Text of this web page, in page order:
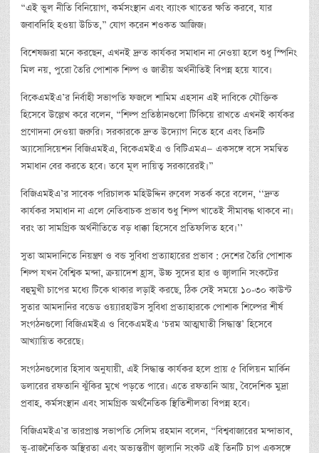
“এই ভুল নীতি বিনিয়োগ, কর্মসংস্থান এবং ব্যাংক খাতের ক্ষতি করবে, যার
জবাবদিহি হওয়া উচিত,” যোগ করেন শওকত আজিজ।
বিশেষজ্ঞরা মনে করছেন, এখনই দ্রুত কার্যকর সমাধান না নেওয়া হলে শুধু স্পিনিং
মিল নয়, পুরো তৈরি পোশাক শিল্প ও জাতীয় অর্থনীতিই বিপন্ন হয়ে যাবে।
বিকেএমইএ’র নির্বাহী সভাপতি ফজলে শামিম এহসান এই দাবিকে যৌক্তিক
হিসেবে উল্লেখ করে বলেন, “শিল্প প্রতিষ্ঠানগুলো টিকিয়ে রাখতে এখনই কার্যকর
প্রণোদনা দেওয়া জরুরি। সরকারকে দ্রুত উদ্যোগ নিতে হবে এবং তিনটি
অ্যাসোসিয়েশন বিজিএমইএ, বিকেএমইএ ও বিটিএমএ— একসঙ্গে বসে সমন্বিত
সমাধান বের করতে হবে। তবে মূল দায়িত্ব সরকারেরই।”
বিজিএমইএ’র সাবেক পরিচালক মহিউদ্দিন রুবেল সতর্ক করে বলেন, ‘‘দ্রুত
কার্যকর সমাধান না এলে নেতিবাচক প্রভাব শুধু শিল্প খাতেই সীমাবদ্ধ থাকবে না।
বরং তা সামগ্রিক অর্থনীতিতে বড় ধাক্কা হিসেবে প্রতিফলিত হবে।’’
সুতা আমদানিতে নিয়ন্ত্রণ ও বন্ড সুবিধা প্রত্যাহারের প্রভাব : দেশের তৈরি পোশাক
শিল্প যখন বৈশ্বিক মন্দা, ক্রয়াদেশ হ্রাস, উচ্চ সুদের হার ও জ্বালানি সংকটের
বহুমুখী চাপের মধ্যে টিকে থাকার লড়াই করছে, ঠিক সেই সময়ে ১০-৩০ কাউন্ট
সুতার আমদানির বন্ডেড ওয়্যারহাউস সুবিধা প্রত্যাহারকে পোশাক শিল্পের শীর্ষ
সংগঠনগুলো বিজিএমইএ ও বিকেএমইএ ‘চরম আত্মঘাতী সিদ্ধাস্ত’ হিসেবে
আখ্যায়িত করেছে।
সংগঠনগুলোর হিসাব অনুযায়ী, এই সিদ্ধান্ত কার্যকর হলে প্রায় ৫ বিলিয়ন মার্কিন
ডলারের রফতানি ঝুঁকির মুখে পড়তে পারে। এতে রফতানি আয়, বৈদেশিক মুদ্রা
প্রবাহ, কর্মসংস্থান এবং সামগ্রিক অর্থনৈতিক স্থিতিশীলতা বিপন্ন হবে।
বিজিএমইএ’র ভারপ্রাপ্ত সভাপতি সেলিম রহমান বলেন, “বিশ্ববাজারের মন্দাভাব,
ভূ-রাজনৈতিক অস্থিরতা এবং অভ্যন্তরীণ জ্বালানি সংকট এই তিনটি চাপ একসঙ্গে